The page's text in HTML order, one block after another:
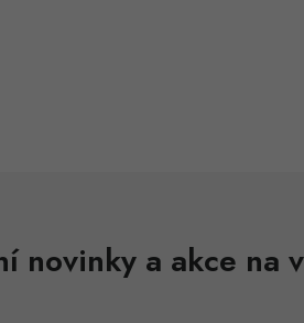
novinky a akce na